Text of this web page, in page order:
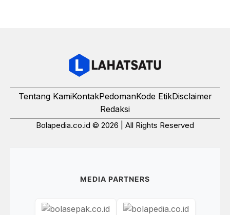
Tentang KamiKontakPedomanKode EtikDisclaimer
Redaksi
Bolapedia.co.id © 2026 | All Rights Reserved
MEDIA PARTNERS